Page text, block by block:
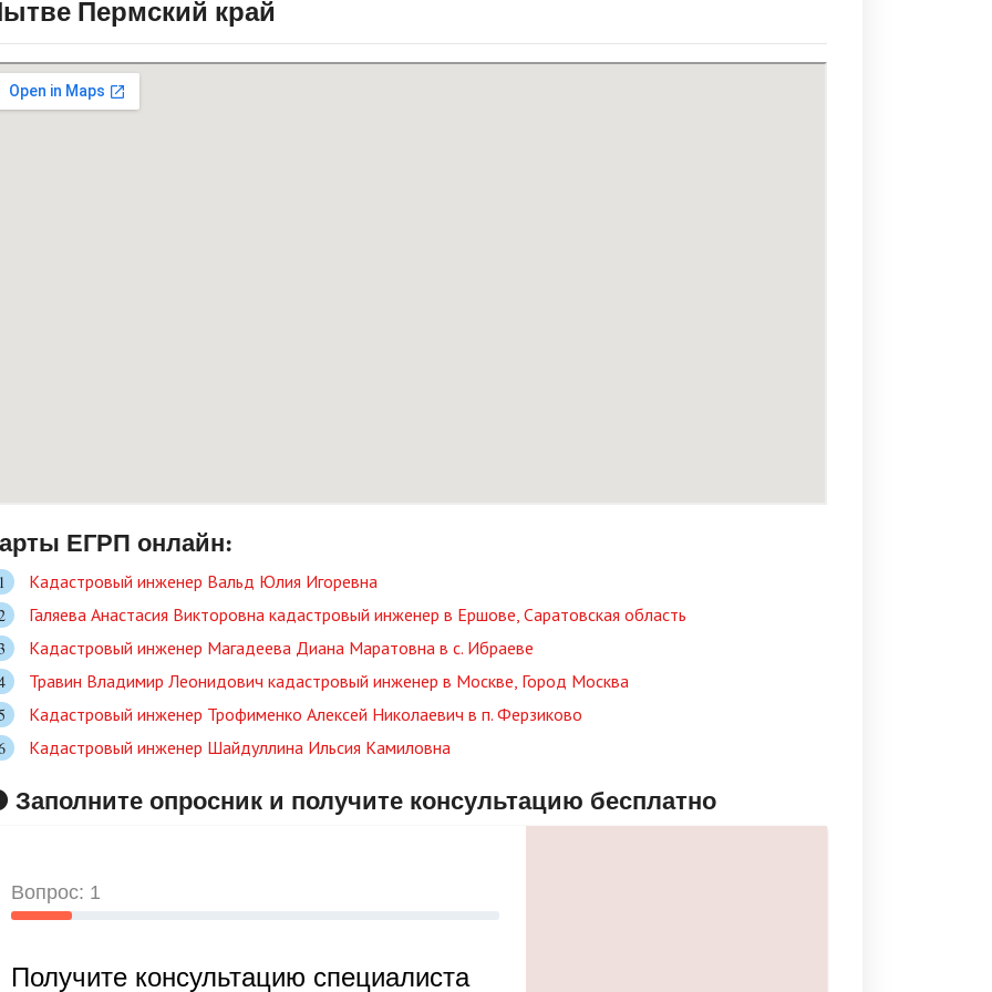
Пермский край
ЕГРП онлайн:
Кадастровый инженер Вальд Юлия Игоревна
Галяева Анастасия Викторовна кадастровый инженер в Ершове, Саратовская область
Кадастровый инженер Магадеева Диана Маратовна в c. Ибраеве
Травин Владимир Леонидович кадастровый инженер в Москве, Город Москва
Кадастровый инженер Трофименко Алексей Николаевич в п. Ферзиково
Кадастровый инженер Шайдуллина Ильсия Камиловна
Заполните опросник и получите консультацию бесплатно